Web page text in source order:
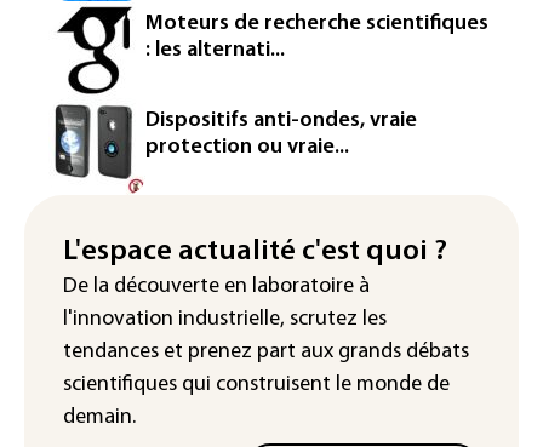
Iris³: Eutelsat investira 3,4 milliards
d'euros dans la future constellation
européenne
Le magazine VSD racheté par
l'entrepreneur Vianney d'Alançon
La production française de maïs
"Retour en force" progressif de la
chaleur dans les prochains jours en
France
Moteurs de recherche scientifiques
: les alternati...
Dispositifs anti-ondes, vraie
protection ou vraie...
L'espace actualité c'est quoi ?
De la découverte en laboratoire à
l'innovation industrielle, scrutez les
tendances et prenez part aux grands débats
scientifiques qui construisent le monde de
demain.